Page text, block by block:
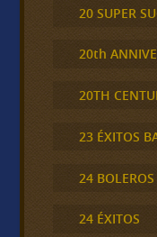
20 SUPER
20th
20TH
23 ÉXITOS
24
24 ÉXITOS